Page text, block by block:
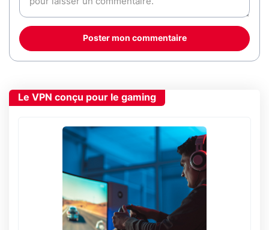
Poster mon commentaire
Le VPN conçu pour le gaming